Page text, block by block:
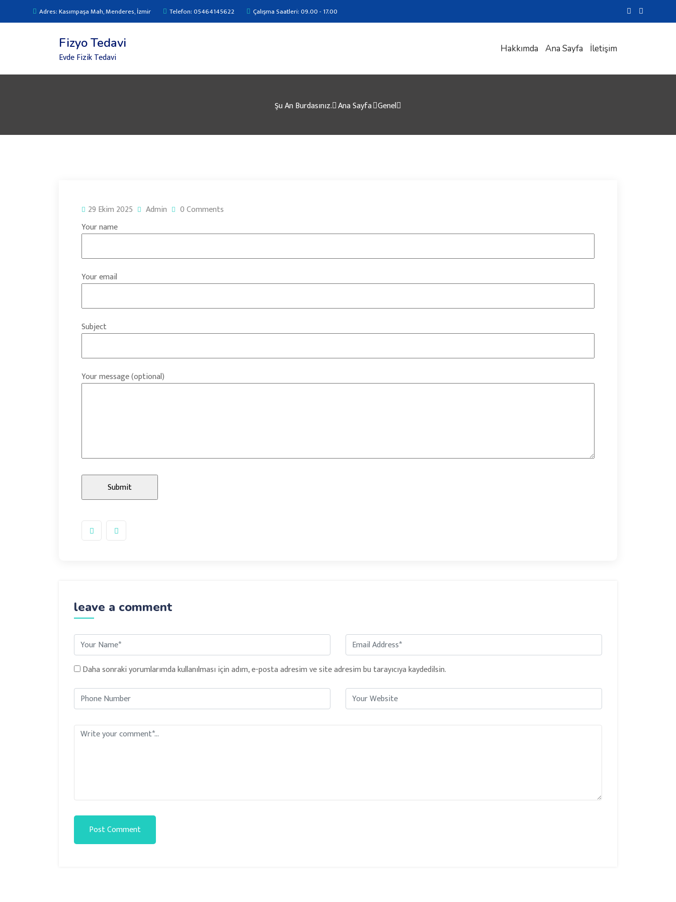
Adres: Kasımpaşa Mah, Menderes, İzmir Telefon: 05464145622 Çalışma Saatleri: 09.00 - 17.00
Fizyo Tedavi
Evde Fizik Tedavi
Hakkımda Ana Sayfa İletişim
Şu An Burdasınız. Ana Sayfa Genel
29 Ekim 2025 Admin
0 Comments
Your name
Your email
Subject
Your message (optional)
leave a comment
Daha sonraki yorumlarımda kullanılması için adım, e-posta adresim ve site adresim bu tarayıcıya kaydedilsin.
Post Comment